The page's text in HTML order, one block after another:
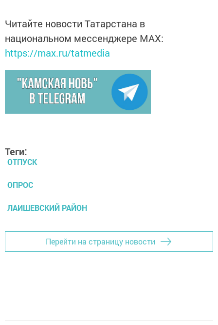
Читайте новости Татарстана в
национальном мессенджере MАХ:
https://max.ru/tatmedia
Теги:
ОТПУСК
ОПРОС
ЛАИШЕВСКИЙ РАЙОН
Перейти на страницу новости